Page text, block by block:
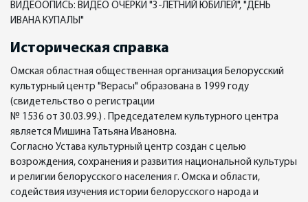
ВИДЕООПИСЬ: ВИДЕО ОЧЕРКИ "3-ЛЕТНИЙ ЮБИЛЕЙ", "ДЕНЬ
ИВАНА КУПАЛЫ"
Историческая справка
Омская областная общественная организация Белорусский
культурный центр "Верасы" образована в 1999 году
(свидетельство о регистрации
№ 1536 от 30.03.99.) . Председателем культурного центра
является Мишина Татьяна Ивановна.
Согласно Устава культурный центр создан с целью
возрождения, сохранения и развития национальной культуры
и религии белорусского населения г. Омска и области,
содействия изучения истории белорусского народа и